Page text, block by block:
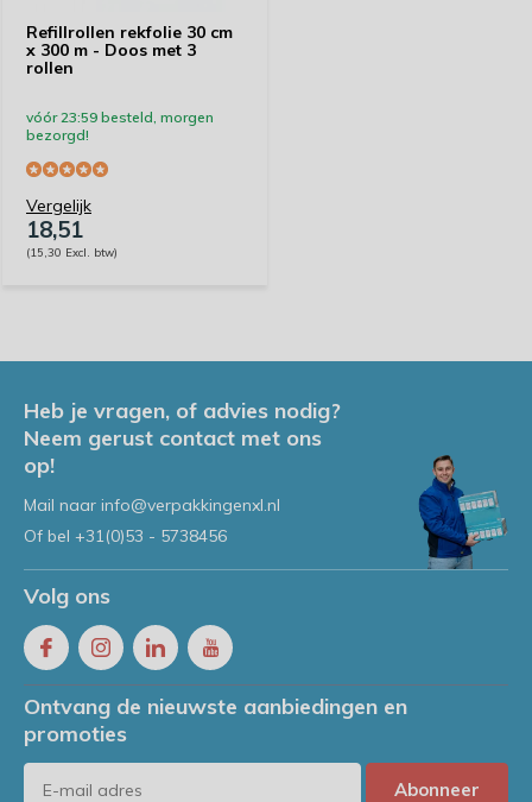
Refillrollen rekfolie 30 cm
x 300 m - Doos met 3
rollen
vóór 23:59 besteld, morgen
bezorgd!
Vergelijk
18,51
(15,30 Excl. btw)
Heb je vragen, of advies nodig?
Neem gerust contact met ons
op!
Mail naar info@verpakkingenxl.nl
Of bel +31(0)53 - 5738456
Volg ons
Ontvang de nieuwste aanbiedingen en
promoties
Abonneer